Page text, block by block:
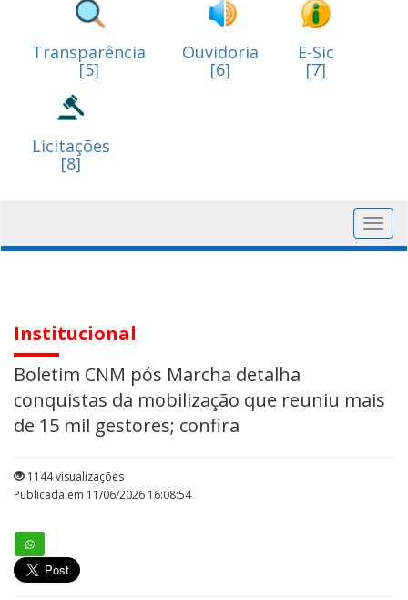
Transparência
[5]
Ouvidoria
[6]
E-Sic
[7]
Licitações
[8]
Institucional
Boletim CNM pós Marcha detalha
conquistas da mobilização que reuniu mais
de 15 mil gestores; confira
1144 visualizações
Publicada em 11/06/2026 16:08:54